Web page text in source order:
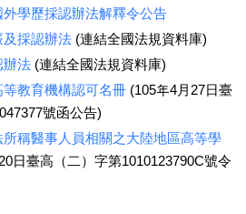
學歷採認辦法解釋令公告
採認辦法(連結全國法規資料庫)
辦法(連結全國法規資料庫)
教育機構認可名冊(105年4月27日臺
號函公告)
稱醫事人員相關之大陸地區高等學
日臺高（二）字第1010123790C號令